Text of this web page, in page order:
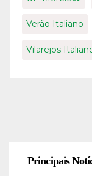
Verão Italiano
Vilarejos
Principais